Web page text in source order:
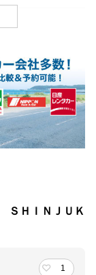
ＨＩＮＪＵＫ
1